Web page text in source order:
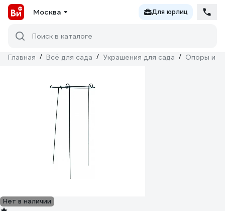
Москва Для юрлиц
Поиск в каталоге
Главная / Всё для сада / Украшения для сада / Опоры и
Нет в наличии